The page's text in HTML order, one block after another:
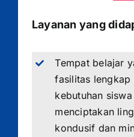
Layanan yang
Tempat belajar
fasilitas lengkap
kebutuhan
menciptakan
kondusif dan